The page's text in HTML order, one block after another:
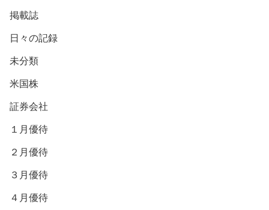
掲載誌
日々の記録
未分類
米国株
証券会社
１月優待
２月優待
３月優待
４月優待